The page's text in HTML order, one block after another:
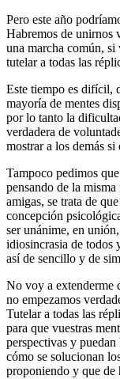
Pero este año
Habremos de unirnos
una marcha común, si
tutelar a todas las
Este tiempo es difícil,
mayoría de mentes
por lo tanto la
verdadera de
mostrar a los demás
Tampoco pedimos
pensando de la
amigas, se trata de
concepción
ser unánime, en
idiosincrasia de todos
así de sencillo y de
No voy a extenderme
no empezamos
Tutelar a todas las
para que vuestras
perspectivas y
cómo se solucionan
proponiendo y que de